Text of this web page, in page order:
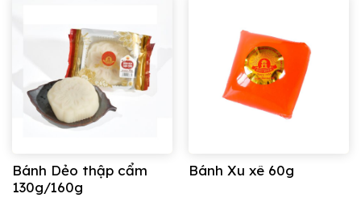
Bánh Dẻo thập cẩm
130g/160g
Bánh Xu xê 60g